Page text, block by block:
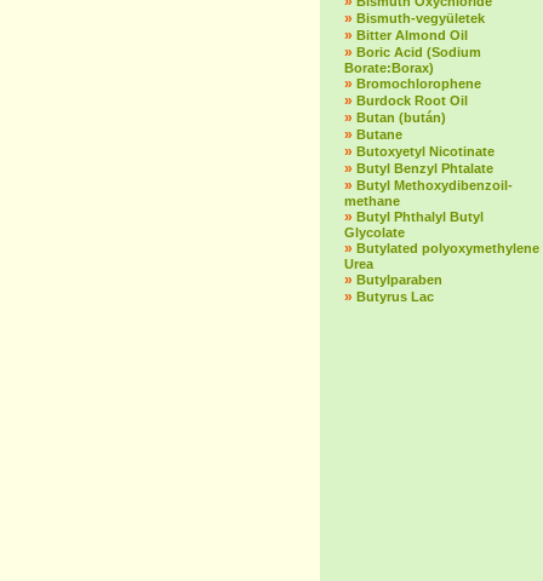
» Bismuth-vegyületek
» Bitter Almond Oil
» Boric Acid (Sodium
Borate:Borax)
» Bromochlorophene
» Burdock Root Oil
» Butan (bután)
» Butane
» Butoxyetyl Nicotinate
» Butyl Benzyl Phtalate
» Butyl Methoxydibenzoil-
methane
» Butyl Phthalyl Butyl
Glycolate
» Butylated polyoxymethylene
Urea
» Butylparaben
» Butyrus Lac